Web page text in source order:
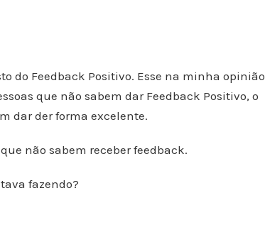
do Feedback Positivo. Esse na minha opinião
que não sabem dar Feedback Positivo, o
dar der forma excelente.
não sabem receber feedback.
fazendo?